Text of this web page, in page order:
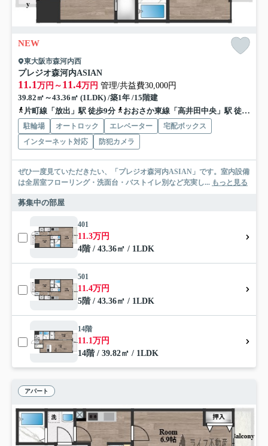
NEW
東大阪市森河内西
プレジオ森河内ASIAN
11.1万円～ 11.4万円 管理/共益費30,000円
39.82㎡～43.36㎡ (1LDK) /築1年 /15階建
片町線「放出」駅 徒歩9分
おおさか東線「高井田中央」駅 徒歩11分
駐輪場 オートロック エレベーター
宅配ボックス
インターネット対応
防犯カメラ
ぜひ一度見ていただきたい、「プレジオ森河内ASIAN」です。室内設備
は全居室フローリング・洗面台・バストイレ別など充実し... もっと見る
募集中の部屋
401
11.3万円
4階 / 43.36㎡ / 1LDK
501
11.4万円
5階 / 43.36㎡ / 1LDK
14階
11.1万円
14階 / 39.82㎡ / 1LDK
アパート